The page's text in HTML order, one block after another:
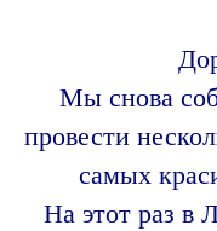
Мы снова
провести
самых
На этот раз в